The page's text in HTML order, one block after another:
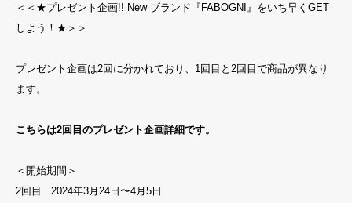
＜＜★プレゼント企画!! New ブランド『FABOGNI』をいち早くGET
しよう！★＞＞
プレゼント企画は2回に分かれており、1回目と2回目で商品が異なり
ます。
こちらは2回目のプレゼント企画詳細です。
＜開始期間＞
2回目 2024年3月24日〜4月5日